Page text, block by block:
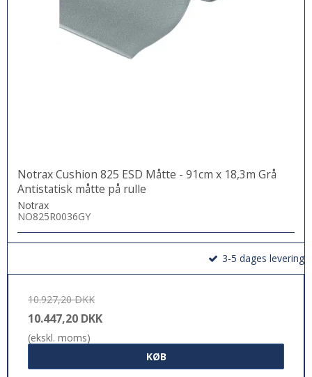
Notrax Cushion 825 ESD Måtte - 91cm x 18,3m Grå
Antistatisk måtte på rulle
Notrax
NO825R0036GY
3-5 dages levering
10.927,20 DKK
10.447,20 DKK
(ekskl. moms)
KØB